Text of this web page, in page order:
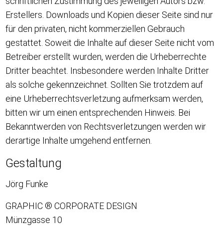
Erstellers. Downloads und Kopien dieser Seite sind nur
für den privaten, nicht kommerziellen Gebrauch
gestattet. Soweit die Inhalte auf dieser Seite nicht vom
Betreiber erstellt wurden, werden die Urheberrechte
Dritter beachtet. Insbesondere werden Inhalte Dritter
als solche gekennzeichnet. Sollten Sie trotzdem auf
eine Urheberrechtsverletzung aufmerksam werden,
bitten wir um einen entsprechenden Hinweis. Bei
Bekanntwerden von Rechtsverletzungen werden wir
derartige Inhalte umgehend entfernen.
Gestaltung
Jörg Funke
GRAPHIC ® CORPORATE DESIGN
Münzgasse 10